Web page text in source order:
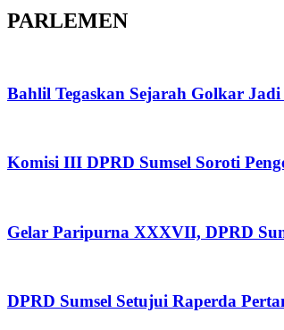
PARLEMEN
Bahlil Tegaskan Sejarah Golkar
Komisi III DPRD Sumsel Soroti
Gelar Paripurna XXXVII, DPRD
DPRD Sumsel Setujui Raperda